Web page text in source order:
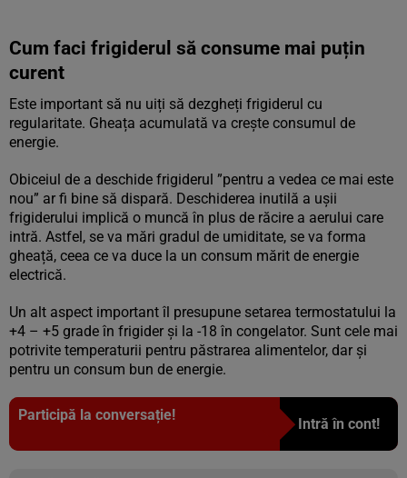
Cum faci frigiderul să consume mai puțin
curent
Este important să nu uiți să dezgheți frigiderul cu
regularitate. Gheața acumulată va crește consumul de
energie.
Obiceiul de a deschide frigiderul ”pentru a vedea ce mai este
nou” ar fi bine să dispară. Deschiderea inutilă a ușii
frigiderului implică o muncă în plus de răcire a aerului care
intră. Astfel, se va mări gradul de umiditate, se va forma
gheață, ceea ce va duce la un consum mărit de energie
electrică.
Un alt aspect important îl presupune setarea termostatului la
+4 – +5 grade în frigider și la -18 în congelator. Sunt cele mai
potrivite temperaturii pentru păstrarea alimentelor, dar și
pentru un consum bun de energie.
Participă la conversație!
Intră în cont!